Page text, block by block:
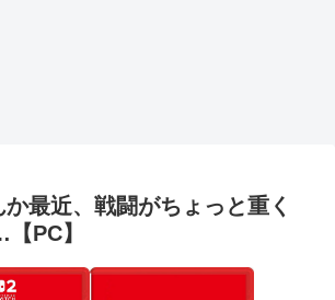
か最近、戦闘がちょっと重く
PC】